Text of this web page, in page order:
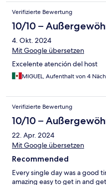
Verifizierte Bewertung
10/10 –
4. Okt. 2024
Mit Google übersetzen
Excelente atención del host
MIGUEL, Aufenthalt von 4
Verifizierte Bewertung
10/10 –
22. Apr. 2024
Mit Google übersetzen
Recommended
Every single day was a good
amazing easy to get in and